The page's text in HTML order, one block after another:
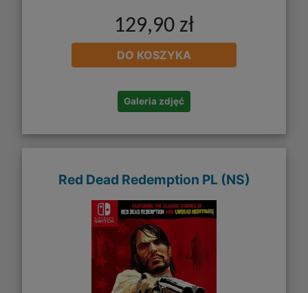
129,90 zł
DO KOSZYKA
Galeria zdjęć
Red Dead Redemption PL (NS)